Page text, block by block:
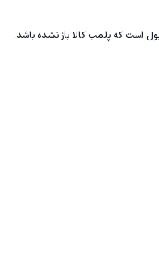
است که پلمب کالا باز نشده باشد.